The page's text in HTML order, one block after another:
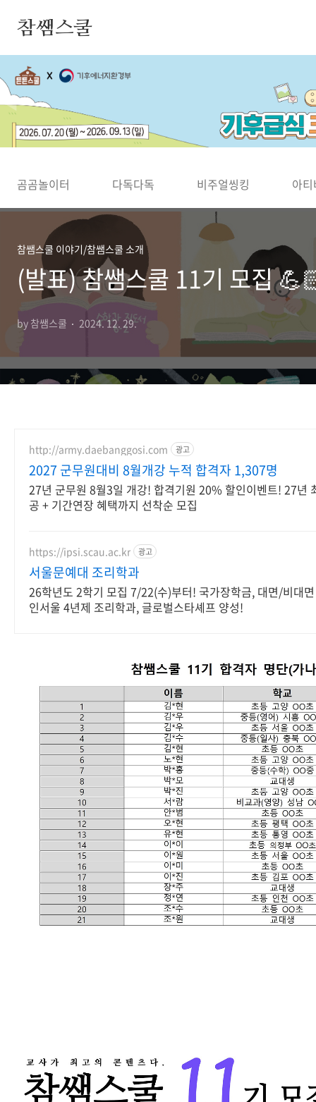
참쌤스쿨
◀
곰곰놀이터 다독다독 비주얼씽킹 아
참쌤스쿨 이야기/참쌤스쿨 소개
(발표) 참쌤스쿨 11기 모집
by 참쌤스쿨 2024. 12. 29.
http://army.daebanggosi.com 광고
2027 군무원대비 8월개강 누적 합격자 1,307명
27년 군무원 8월3일 개강! 합격기원 20% 할인이벤트! 27년
공 + 기간연장 혜택까지 선착순 모집
https://ipsi.scau.ac.kr 광고
서울문예대 조리학과
26학년도 2학기 모집 7/22(수)부터! 국가장학금, 대면/비대
인서울 4년제 조리학과, 글로벌스타셰프 양성!